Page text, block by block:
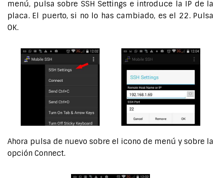
menú, pulsa sobre SSH Settings e introduce la IP de la
placa. El puerto, si no lo has cambiado, es el 22. Pulsa
OK.
Ahora pulsa de nuevo sobre el icono de menú y sobre la
opción Connect.